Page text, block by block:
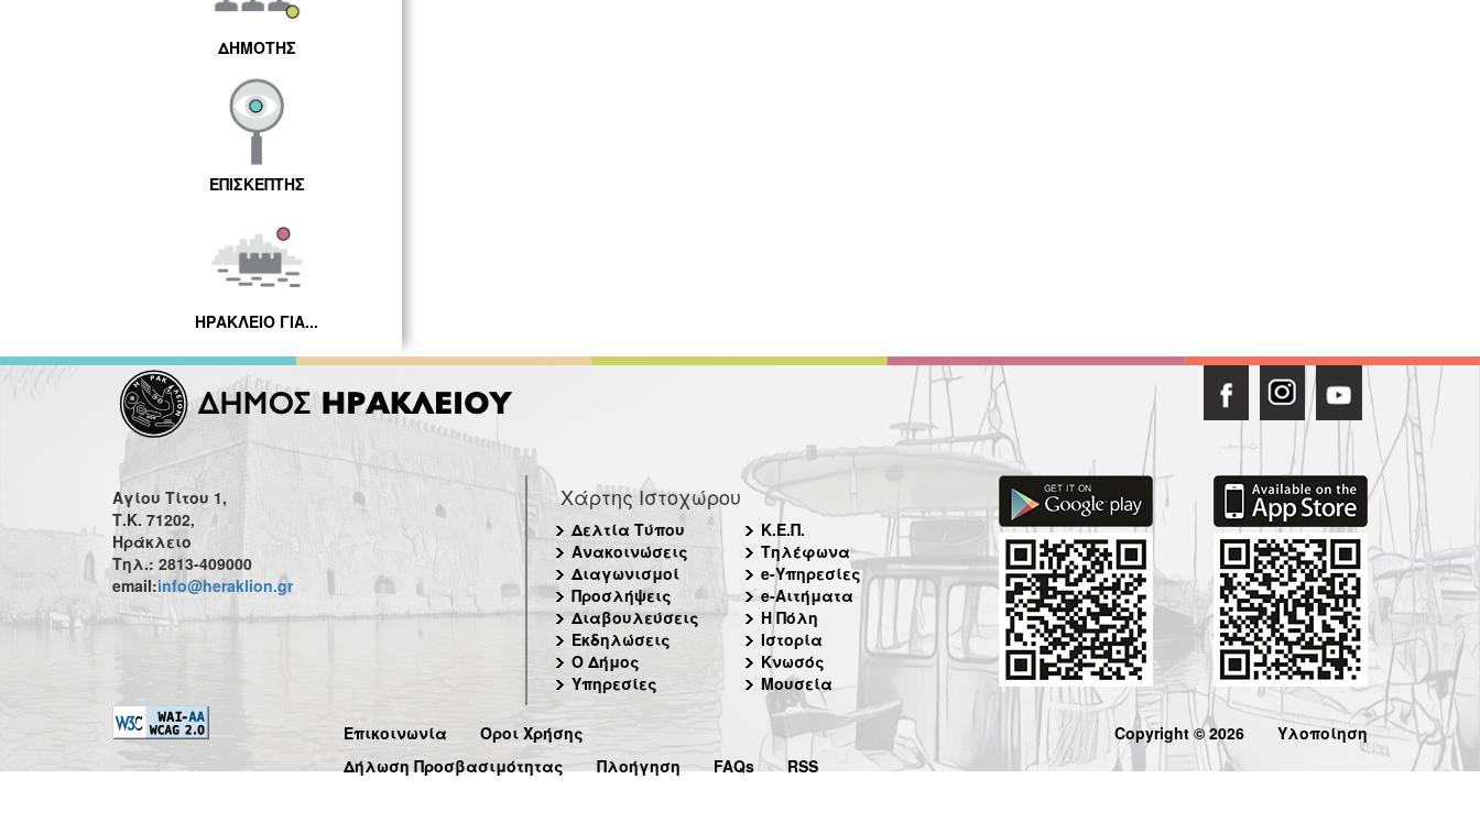
ΔΗΜΟΤΗΣ
ΕΠΙΣΚΕΠΤΗΣ
ΗΡΑΚΛΕΙΟ ΓΙΑ...
Αγίου Τίτου 1,
Τ.Κ. 71202,
Ηράκλειο
Τηλ.: 2813-409000
email:info@heraklion.gr
Χάρτης Ιστοχώρου
Δελτία Τύπου
Ανακοινώσεις
Διαγωνισμοί
Προσλήψεις
Διαβουλεύσεις
Εκδηλώσεις
Ο Δήμος
Υπηρεσίες
Κ.Ε.Π.
Τηλέφωνα
e-Υπηρεσίες
e-Αιτήματα
Η Πόλη
Ιστορία
Κνωσός
Μουσεία
Επικοινωνία
Όροι Χρήσης
Δήλωση Προσβασιμότητας
Πλοήγηση FAQs RSS
Copyright © 2026 Υλοποίηση